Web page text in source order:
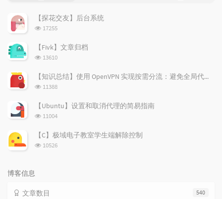
文
章
【探花交友】后台系统
浏
次
17255
【Fivk】文章归档
浏
次
数:
13610
【知识总结】使用 OpenVPN 实现按需分流：避免全局代理泄露隐私
浏
次
11388
【Ubuntu】设置和取消代理的简易指南
浏
次
数:
11004
【C】极域电子教室学生端解除控制
浏
10526
博客信息
540
文章数目